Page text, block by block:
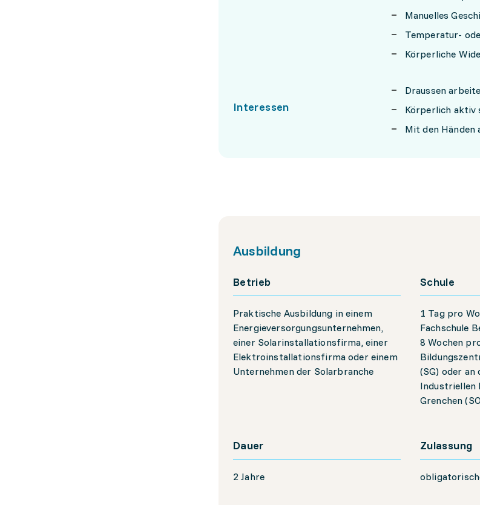
Manuelles
Temperatur-
Körperliche
Interessen
Draussen
Körperlich aktiv
Mit den Händen
Ausbildung
Betrieb
Praktische Ausbildung in einem
Energieversorgungsunternehmen,
einer Solarinstallationsfirma, einer
Elektroinstallationsfirma oder einem
Unternehmen der Solarbranche
Schule
1 Tag pro
Fachschule
8 Wochen
(SG) oder an
Industriellen
Grenchen
Dauer
2 Jahre
Zulassung